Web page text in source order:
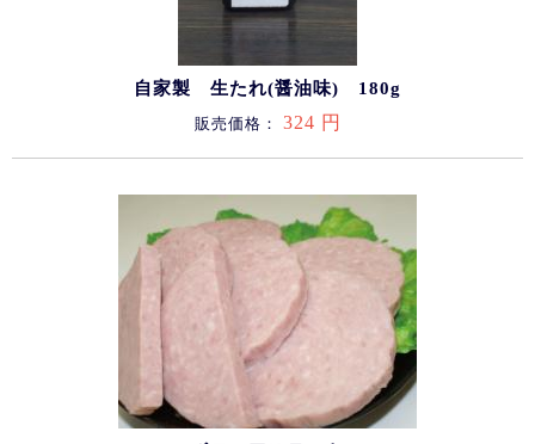
自家製 生たれ(醤油味) 180g
販売価格： 324 円